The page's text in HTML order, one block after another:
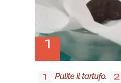
1
1 Pulite il tartufo. 2